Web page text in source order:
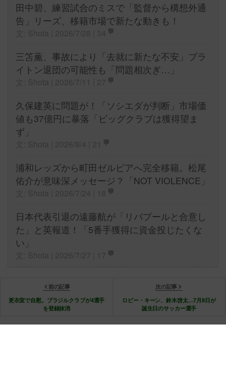
田中碧、練習試合のミスで「監督から構想外通
告」リーズ、移籍市場で新たな動きも！
三笘薫、事故により「去就に新たな不安」ブラ
イトン退団の可能性も「問題相次ぎ…」
久保建英に問題が！「ソシエダが判断」市場価
値も37億円に暴落「ビッグクラブは獲得望ま
ず」
浦和レッズから町田ゼルビアへ完全移籍。松尾
佑介が意味深メッセージ？「NOT VIOLENCE」
日本代表引退の遠藤航が「リバプールと合意し
た」と英報道！「5番手獲得に資金投じたくな
い」
前の記事
更衣室で自慰。ブラジルクラブが4選手
を登録抹消
次の記事
ロビー・キーン、鈴木啓太…7月8日が
誕生日のサッカー選手